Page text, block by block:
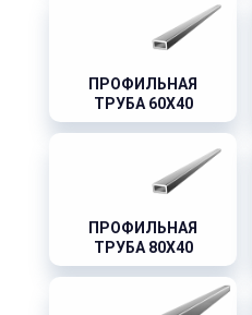
ПРОФИЛЬНАЯ
ТРУБА 60X40
ПРОФИЛЬНАЯ
ТРУБА 80X40